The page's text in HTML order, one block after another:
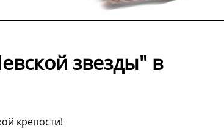
звезды" в
крепости!